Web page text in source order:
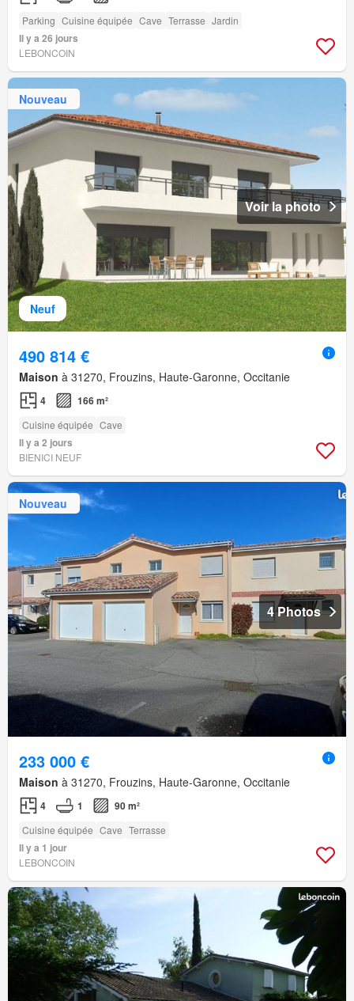
Parking Cuisine équipée Cave Terrasse Jardin
Il y a 26 jours
LEBONCOIN
Neuf
Nouveau
Voir la photo
490 814 €
Maison à 31270, Frouzins, Haute-Garonne, Occitanie
4 166 m²
Cuisine équipée Cave
Il y a 2 jours
BIENICI NEUF
Nouveau
4 Photos
233 000 €
Maison à 31270, Frouzins, Haute-Garonne, Occitanie
4 1 90 m²
Cuisine équipée Cave Terrasse
Il y a 1 jour
LEBONCOIN